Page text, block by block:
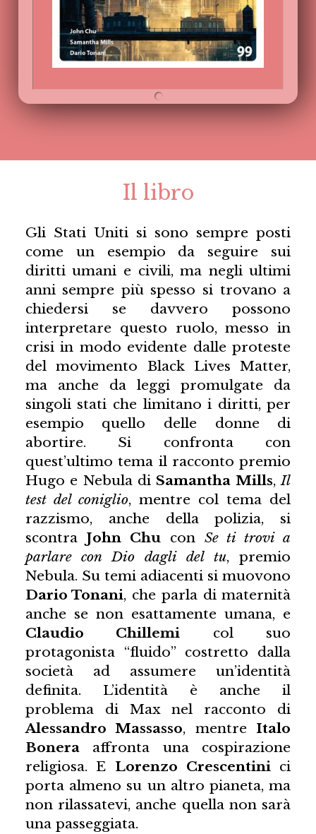
Il libro
Gli Stati Uniti si sono sempre posti
come un esempio da seguire sui
diritti umani e civili, ma negli ultimi
anni sempre più spesso si trovano a
chiedersi se davvero possono
interpretare questo ruolo, messo in
crisi in modo evidente dalle proteste
del movimento Black Lives Matter,
ma anche da leggi promulgate da
singoli stati che limitano i diritti, per
esempio quello delle donne di
abortire. Si confronta con
quest’ultimo tema il racconto premio
Hugo e Nebula di Samantha Mills,Il
test del coniglio, mentre col tema del
razzismo, anche della polizia, si
scontra John Chucon Se ti trovi a
parlare con Dio dagli del tu, premio
Nebula. Su temi adiacenti si muovono
Dario Tonani, che parla di maternità
anche se non esattamente umana, e
Claudio Chillemi col suo
protagonista “fluido” costretto dalla
società ad assumere un’identità
definita. L’identità è anche il
problema di Max nel racconto di
Alessandro Massasso, mentre Italo
Boneraaffronta una cospirazione
religiosa. E Lorenzo Crescentinici
porta almeno su un altro pianeta, ma
non rilassatevi, anche quella non sarà
una passeggiata.